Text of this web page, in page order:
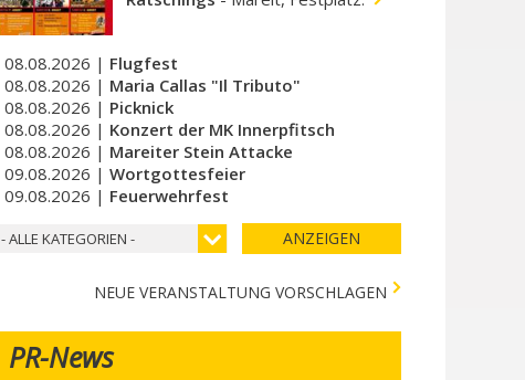
08.08.2026 | Flugfest
08.08.2026 | Maria Callas "Il Tributo"
08.08.2026 | Picknick
08.08.2026 | Konzert der MK Innerpfitsch
08.08.2026 | Mareiter Stein Attacke
09.08.2026 | Wortgottesfeier
09.08.2026 | Feuerwehrfest
- ALLE KATEGORIEN - ANZEIGEN
NEUE VERANSTALTUNG VORSCHLAGEN
PR-News